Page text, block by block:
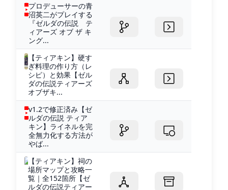
プロデューサーの青
沼英二がプレイする
『ゼルダの伝説 テ
ィアーズ オブ ザ キ
ング...
【ティアキン】硬す
ぎ料理の作り方（レ
シピ）と効果【ゼル
ダの伝説ティアーズ
オブザキ...
v1.2で修正済み【ゼ
ルダの伝説 ティア
キン】ライネルを完
全無力化する方法が
やば...
【ティアキン】祠の
場所マップと攻略一
覧｜全152箇所【ゼ
ルダの伝説ティアー